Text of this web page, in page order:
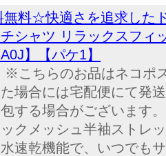
無料☆快適さを追求した
シャツ リラックスフィ
】【パケ1】
※こちらのお品はネコポ
場合には宅配便にて
する場合がございます
クメッシュ半袖ストレ
速乾機能で、いつでも